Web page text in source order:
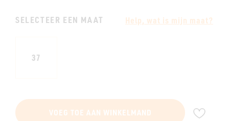
SELECTEER EEN MAAT Help, wat is mijn maat?
37
VOEG TOE AAN WINKELMAND